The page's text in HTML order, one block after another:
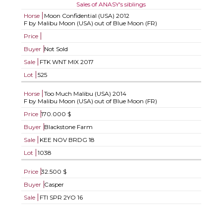
Sales of ANASY's siblings
Horse
Moon Confidential (USA) 2012
F by Malibu Moon (USA) out of Blue Moon (FR)
Price
Buyer Not Sold
Sale
FTK WNT MIX 2017
Lot
525
Horse Too Much Malibu (USA) 2014
F by Malibu Moon (USA) out of Blue Moon (FR)
Price 170.000 $
Buyer Blackstone Farm
Sale
KEE NOV BRDG 18
Lot
1038
Price 32.500 $
Buyer Casper
Sale
FTI SPR 2YO 16